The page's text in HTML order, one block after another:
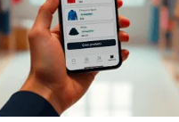
comercios retail, Treinta
POS que gestiona inventarios,
y categorías de
stock, precios y descuentos en